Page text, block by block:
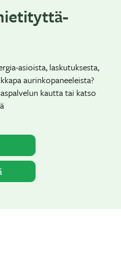
asioista, laskutuksesta,
aurinkopaneeleista?
kautta tai katso